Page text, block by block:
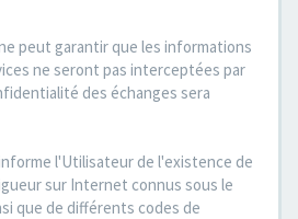
peut garantir que les informations
ne seront pas interceptées par
des échanges sera
l'Utilisateur de l'existence de
sur Internet connus sous le
que de différents codes de